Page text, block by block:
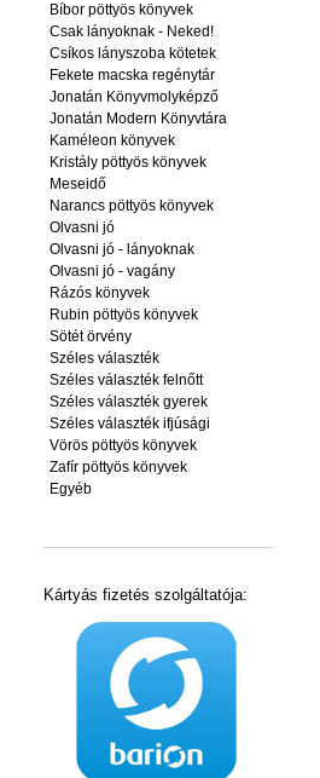
Bíbor pöttyös könyvek
Csak lányoknak - Neked!
Csíkos lányszoba kötetek
Fekete macska regénytár
Jonatán Könyvmolyképző
Jonatán Modern Könyvtára
Kaméleon könyvek
Kristály pöttyös könyvek
Meseidő
Narancs pöttyös könyvek
Olvasni jó
Olvasni jó - lányoknak
Olvasni jó - vagány
Rázós könyvek
Rubin pöttyös könyvek
Sötét örvény
Széles választék
Széles választék felnőtt
Széles választék gyerek
Széles választék ifjúsági
Vörös pöttyös könyvek
Zafír pöttyös könyvek
Egyéb
Kártyás fizetés szolgáltatója: